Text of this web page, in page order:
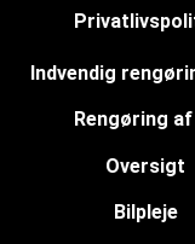
Indvendig
Rengøring af
Oversigt
Bilpleje